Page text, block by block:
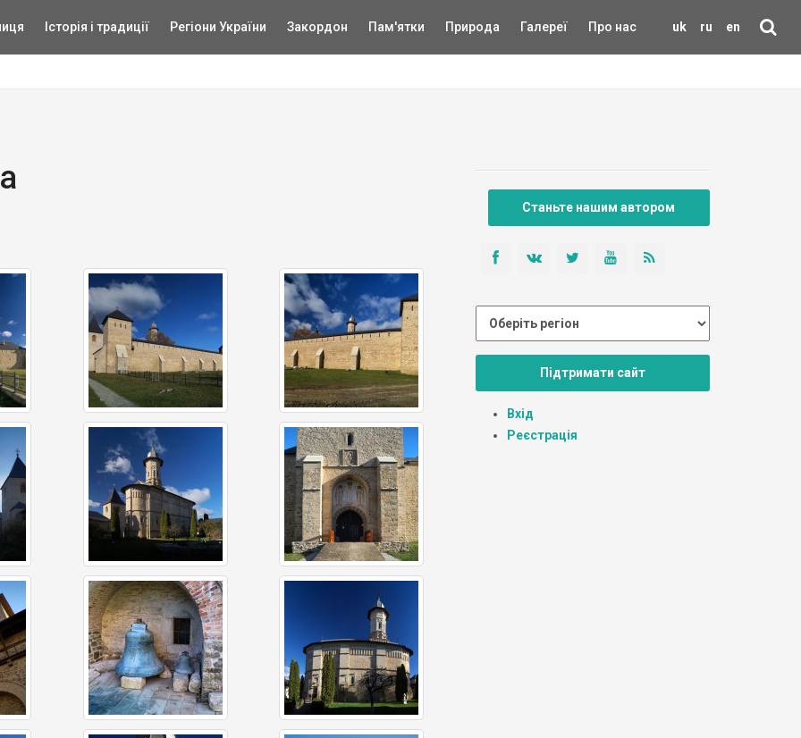
uk ru en
Історія і традиції Регіони України Закордон Пам'ятки Природа Галереї Про нас
Станьте нашим автором
Підтримати сайт
Вхід
Реєстрація